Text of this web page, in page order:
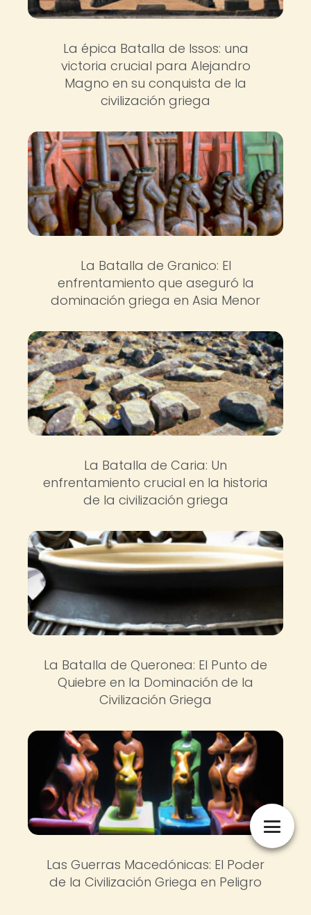
La épica Batalla de Issos: una
victoria crucial para Alejandro
Magno en su conquista de la
civilización griega
La Batalla de Granico: El
enfrentamiento que aseguró la
dominación griega en Asia Menor
La Batalla de Caria: Un
enfrentamiento crucial en la historia
de la civilización griega
La Batalla de Queronea: El Punto de
Quiebre en la Dominación de la
Civilización Griega
Las Guerras Macedónicas: El Poder
de la Civilización Griega en Peligro